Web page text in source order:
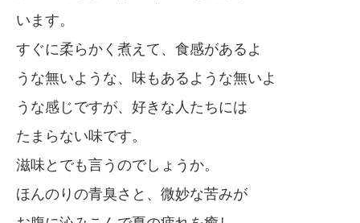
います。
すぐに柔らかく煮えて、食感があるよ
うな無いような、味もあるような無いよ
うな感じですが、好きな人たちには
たまらない味です。
滋味とでも言うのでしょうか。
ほんのりの青臭さと、微妙な苦みが